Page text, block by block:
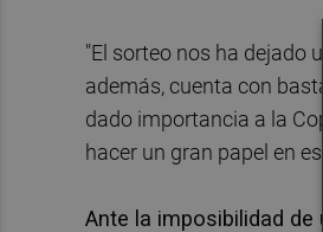
"El sorteo nos ha dejado
además, cuenta con
dado importancia a la
hacer un gran papel en
Ante la imposibilidad